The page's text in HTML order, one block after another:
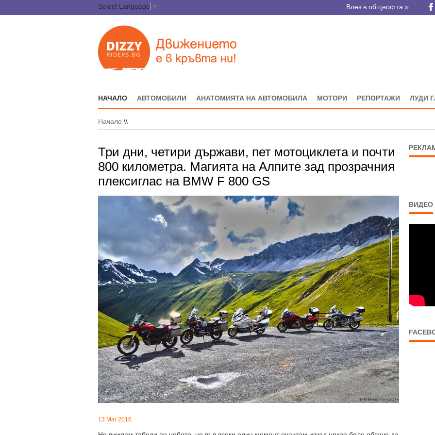
Select Language ▼ Влез в общността »
НАЧАЛО АВТОМОБИЛИ АНАТОМИЯТА НА АВТОМОБИЛА МОТОРИ РЕПОРТАЖИ ЛУДИ
Начало \\
Три дни, четири държави, пет мотоциклета и почти
800 километра. Магията на Алпите зад прозрачния
плексиглас на BMW F 800 GS
13 Mar 2016
ВИДЕО